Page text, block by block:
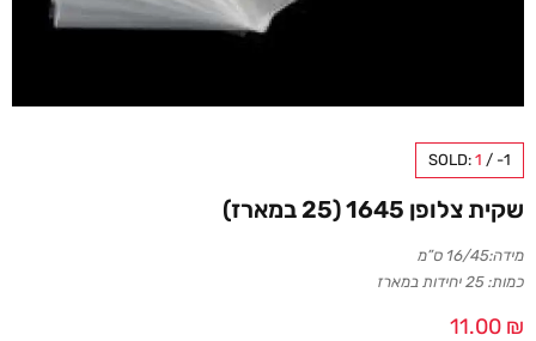
SOLD: 1 / -1
שקית צלופן 1645 (25 במארז)
מידה:16/45 ס”מ
כמות: 25 יחידות במארז
11.00 ₪